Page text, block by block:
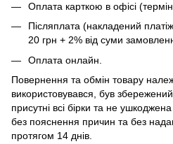
Оплата карткою в офісі
Післяплата (накладений
20 грн + 2% від суми
Оплата онлайн.
Повернення та обмін товару
використовувався, був
присутні всі бірки та не
без пояснення причин та без
протягом 14 днів.